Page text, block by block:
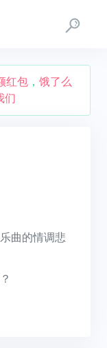
红包 ， 饿了么
们
曲的情调悲